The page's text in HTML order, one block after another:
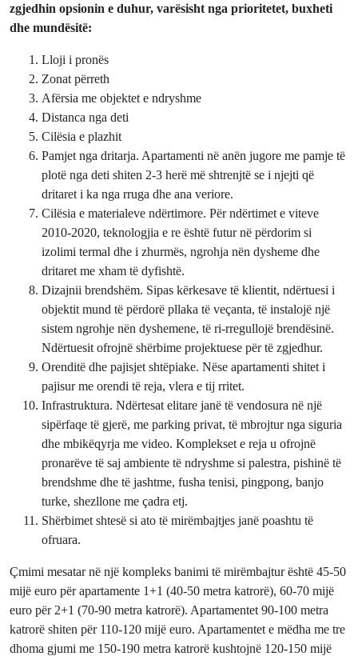
zgjedhin opsionin e duhur, varësisht nga prioritetet, buxheti
dhe mundësitë:
Lloji i pronës
Zonat përreth
Afërsia me objektet e ndryshme
Distanca nga deti
Cilësia e plazhit
Pamjet nga dritarja. Apartamenti në anën jugore me pamje të
plotë nga deti shiten 2-3 herë më shtrenjtë se i njejti që
dritaret i ka nga rruga dhe ana veriore.
Cilësia e materialeve ndërtimore. Për ndërtimet e viteve
2010-2020, teknologjia e re është futur në përdorim si
izolimi termal dhe i zhurmës, ngrohja nën dysheme dhe
dritaret me xham të dyfishtë.
Dizajnii brendshëm. Sipas kërkesave të klientit, ndërtuesi i
objektit mund të përdorë pllaka të veçanta, të instalojë një
sistem ngrohje nën dyshemene, të ri-rregullojë brendësinë.
Ndërtuesit ofrojnë shërbime projektuese për të zgjedhur.
Orenditë dhe pajisjet shtëpiake. Nëse apartamenti shitet i
pajisur me orendi të reja, vlera e tij rritet.
Infrastruktura. Ndërtesat elitare janë të vendosura në një
sipërfaqe të gjerë, me parking privat, të mbrojtur nga siguria
dhe mbikëqyrja me video. Komplekset e reja u ofrojnë
pronarëve të saj ambiente të ndryshme si palestra, pishinë të
brendshme dhe të jashtme, fusha tenisi, pingpong, banjo
turke, shezllone me çadra etj.
Shërbimet shtesë si ato të mirëmbajtjes janë poashtu të
ofruara.
Çmimi mesatar në një kompleks banimi të mirëmbajtur është 45-50
mijë euro për apartamente 1+1 (40-50 metra katrorë), 60-70 mijë
euro për 2+1 (70-90 metra katrorë). Apartamentet 90-100 metra
katrorë shiten për 110-120 mijë euro. Apartamentet e mëdha me tre
dhoma gjumi me 150-190 metra katrorë kushtojnë 120-150 mijë